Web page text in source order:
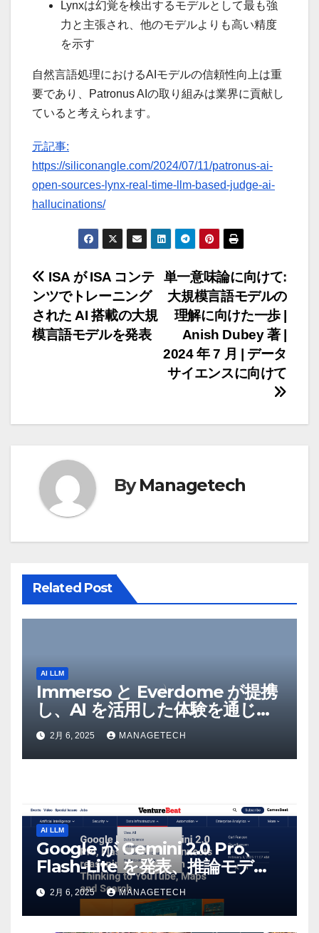
Lynxは幻覚を検出するモデルとして最も強
力と主張され、他のモデルよりも高い精度
を示す
自然言語処理におけるAIモデルの信頼性向上は重
要であり、Patronus AIの取り組みは業界に貢献し
ていると考えられます。
元記事:
https://siliconangle.com/2024/07/11/patronus-ai-
open-sources-lynx-real-time-llm-based-judge-ai-
hallucinations/
投
稿
ナ
ー
シ
ョ
ン
単一意味論に向けて:
大規模言語モデルの
理解に向けた一歩 |
Anish Dubey 著 |
2024 年 7 月 | データ
サイエンスに向けて
ISA が ISA コンテ
ンツでトレーニング
された AI 搭載の大規
模言語モデルを発表
ByManagetech
Related Post
AI LLM
Immerso と Everdome が提携
し、AI を活用した体験を通じて
メタバースのイノベーションを
推進 – Intelligent CIO APAC
2月 6, 2025 MANAGETECH
AI LLM
Google が Gemini 2.0 Pro、
Flash-Lite を発表、推論モデル
Flash Thinking を YouTube、
マップ、検索に接続 |
VentureBeat
2月 6, 2025 MANAGETECH